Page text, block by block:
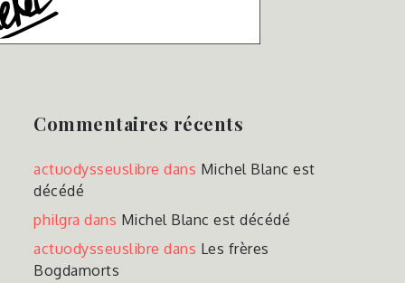
Commentaires récents
actuodysseuslibre dans Michel Blanc est
décédé
philgra dans Michel Blanc est décédé
actuodysseuslibre dans Les frères
Bogdamorts